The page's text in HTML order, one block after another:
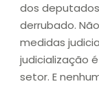
dos
derrubado.
medidas
judicialização
setor. E